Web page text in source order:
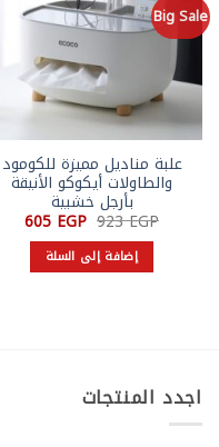
المنتج.
يمكن
اختيار
الخيارات
على
صفحة
المنتج
Big Sale
علبة مناديل مميزة للكومود
والطاولات أيكوكو الأنيقة
بأرجل خشبية
923EGP السعر
الأصلي
هو:
923 EGP.
605 EGP السعر
إضافة إلى السلة
اجدد المنتجات